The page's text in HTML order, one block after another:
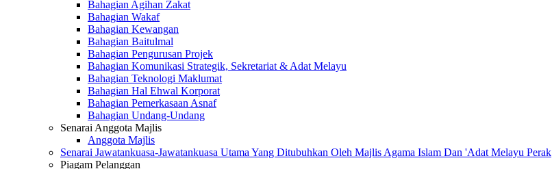
Bahagian Agihan Zakat
Bahagian Wakaf
Bahagian Kewangan
Bahagian Baitulmal
Bahagian Pengurusan Projek
Bahagian Komunikasi Strategik, Sekretariat & Adat Melayu
Bahagian Teknologi Maklumat
Bahagian Hal Ehwal Korporat
Bahagian Pemerkasaan Asnaf
Bahagian Undang-Undang
Senarai Anggota Majlis
Anggota Majlis
Senarai Jawatankuasa-Jawatankuasa Utama Yang Ditubuhkan Oleh Majlis Agama Islam Dan 'Adat Melayu Perak
Piagam Pelanggan